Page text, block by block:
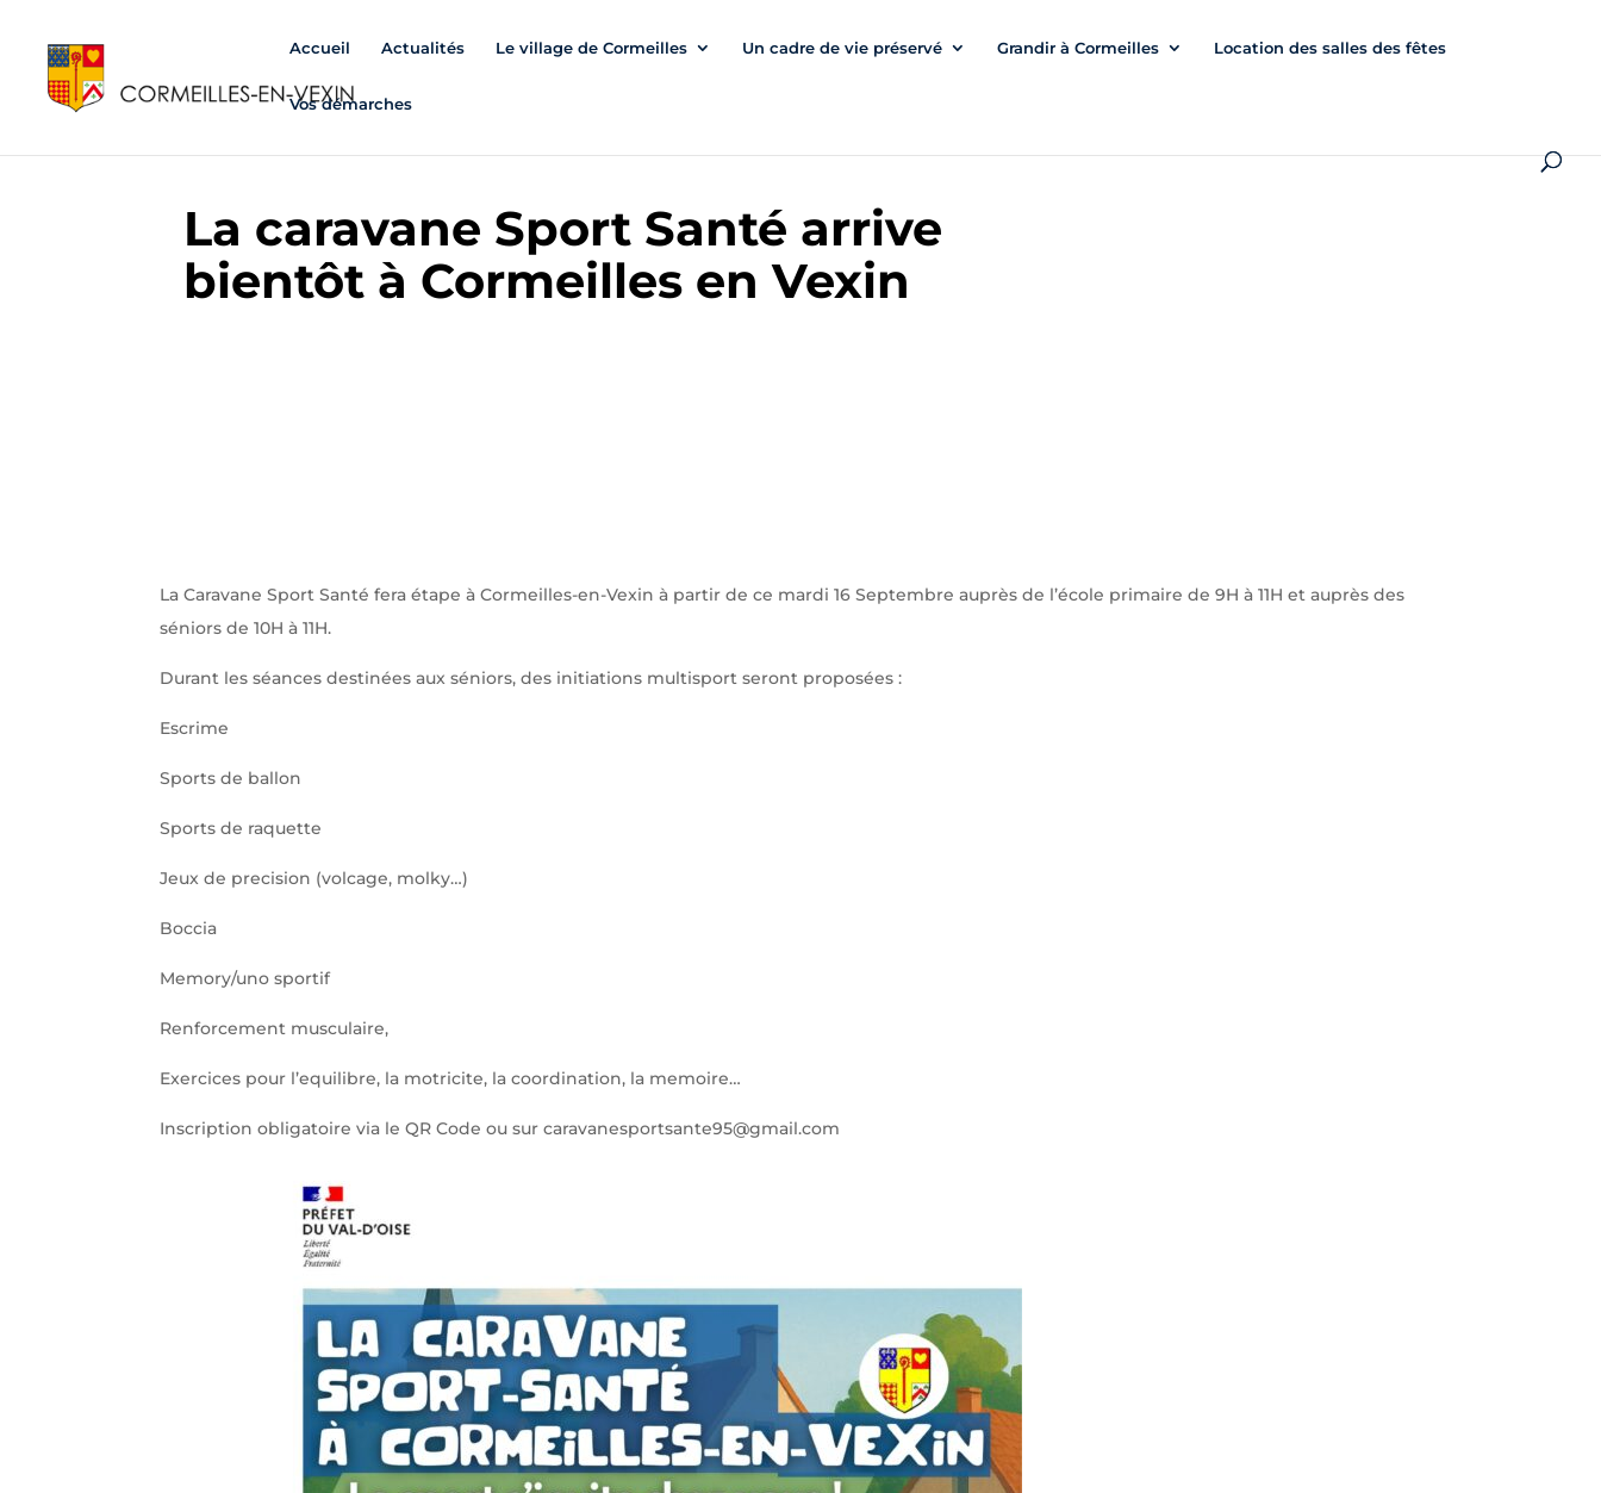
Accueil Actualités Le village de Cormeilles Un cadre de vie préservé Grandir à Cormeilles Location des salles des fêtes
Vos démarches
La caravane Sport Santé arrive
bientôt à Cormeilles en Vexin
La Caravane Sport Santé fera étape à Cormeilles-en-Vexin à partir de ce mardi 16 Septembre auprès de l’école primaire de 9H à 11H et auprès des
séniors de 10H à 11H.
Durant les séances destinées aux séniors, des initiations multisport seront proposées :
Escrime
Sports de ballon
Sports de raquette
Jeux de precision (volcage, molky…)
Boccia
Memory/uno sportif
Renforcement musculaire,
Exercices pour l’equilibre, la motricite, la coordination, la memoire…
Inscription obligatoire via le QR Code ou sur caravanesportsante95@gmail.com